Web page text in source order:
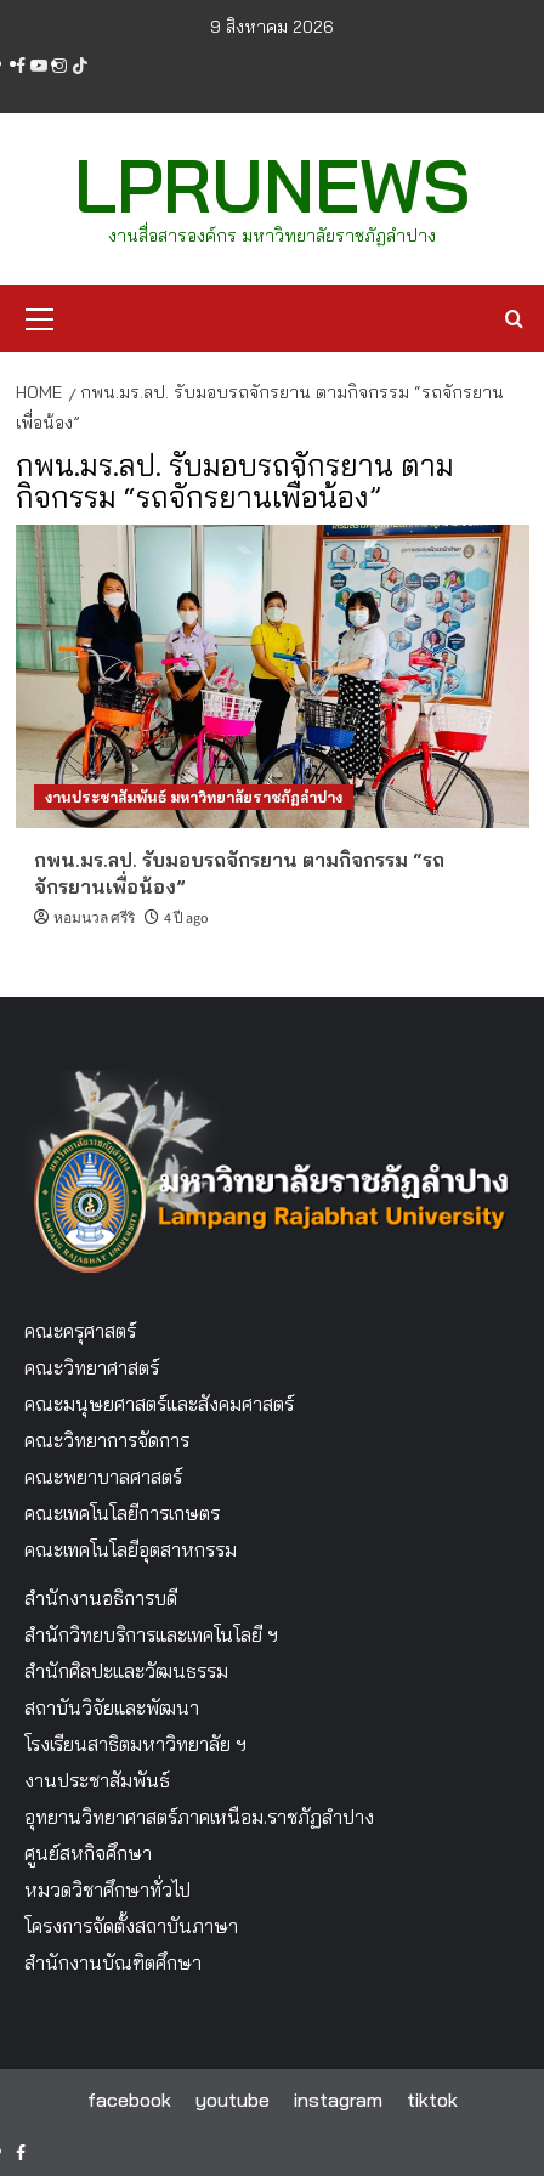
content
9 สิงหาคม 2026
facebook
youtube
instagram
tiktok
LPRUNEWS
งานสื่อสารองค์กร มหาวิทยาลัยราชภัฏลำปาง
Menu
HOME
กพน.มร.ลป. รับมอบรถจักรยาน ตามกิจกรรม “รถจักรยาน
เพื่อน้อง”
กพน.มร.ลป. รับมอบรถจักรยาน ตาม
กิจกรรม “รถจักรยานเพื่อน้อง”
งานประชาสัมพันธ์ มหาวิทยาลัยราชภัฏลำปาง
กพน.มร.ลป. รับมอบรถจักรยาน ตามกิจกรรม “รถ
จักรยานเพื่อน้อง”
หอมนวล ศรีริ 4 ปี ago
คณะครุศาสตร์
คณะวิทยาศาสตร์
คณะมนุษยศาสตร์และสังคมศาสตร์
คณะวิทยาการจัดการ
คณะพยาบาลศาสตร์
คณะเทคโนโลยีการเกษตร
คณะเทคโนโลยีอุตสาหกรรม
สำนักงานอธิการบดี
สำนักวิทยบริการและเทคโนโลยี ฯ
สำนักศิลปะและวัฒนธรรม
สถาบันวิจัยและพัฒนา
โรงเรียนสาธิตมหาวิทยาลัย ฯ
งานประชาสัมพันธ์
อุทยานวิทยาศาสตร์ภาคเหนือม.ราชภัฏลำปาง
ศูนย์สหกิจศึกษา
หมวดวิชาศึกษาทั่วไป
โครงการจัดตั้งสถาบันภาษา
สำนักงานบัณฑิตศึกษา
facebook youtube instagram tiktok
facebook